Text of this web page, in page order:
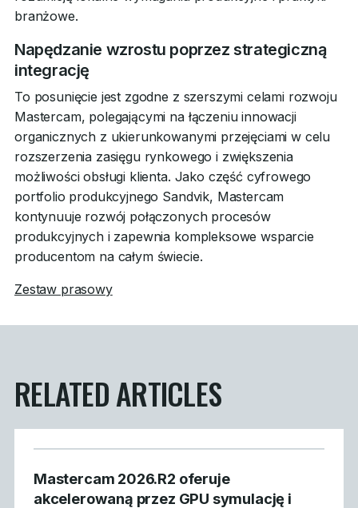
branżowe.
Napędzanie wzrostu poprzez strategiczną
integrację
To posunięcie jest zgodne z szerszymi celami rozwoju
Mastercam, polegającymi na łączeniu innowacji
organicznych z ukierunkowanymi przejęciami w celu
rozszerzenia zasięgu rynkowego i zwiększenia
możliwości obsługi klienta. Jako część cyfrowego
portfolio produkcyjnego Sandvik, Mastercam
kontynuuje rozwój połączonych procesów
produkcyjnych i zapewnia kompleksowe wsparcie
producentom na całym świecie.
Zestaw prasowy
RELATED ARTICLES
Mastercam 2026.R2 oferuje
akcelerowaną przez GPU symulację i